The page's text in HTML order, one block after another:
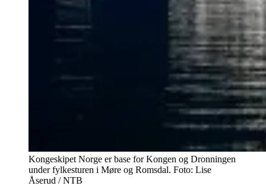
Kongeskipet Norge er base for Kongen og Dronningen
under fylkesturen i Møre og Romsdal. Foto: Lise
Åserud / NTB